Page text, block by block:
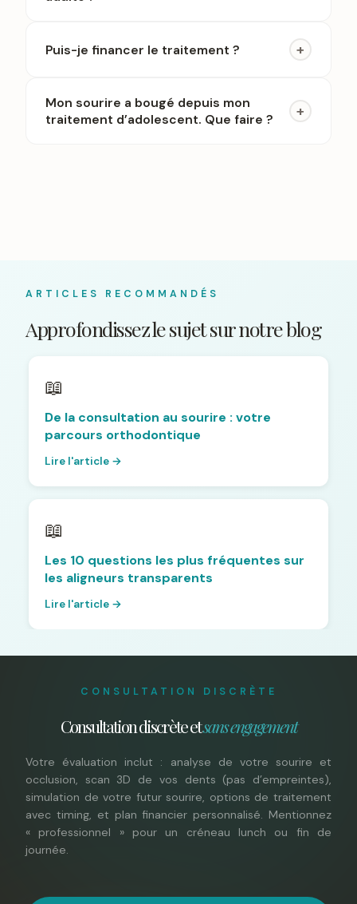
Puis-je financer le traitement ? +
Mon sourire a bougé depuis mon
traitement d’adolescent. Que faire ?
+
ARTICLES RECOMMANDÉS
Approfondissez le sujet sur notre blog
📖
De la consultation au sourire : votre
parcours orthodontique
Lire l'article →
📖
Les 10 questions les plus fréquentes sur
les aligneurs transparents
Lire l'article →
CONSULTATION DISCRÈTE
Consultation discrète etsans engagement
Votre évaluation inclut : analyse de votre sourire et
occlusion, scan 3D de vos dents (pas d’empreintes),
simulation de votre futur sourire, options de traitement
avec timing, et plan financier personnalisé. Mentionnez
« professionnel » pour un créneau lunch ou fin de
journée.